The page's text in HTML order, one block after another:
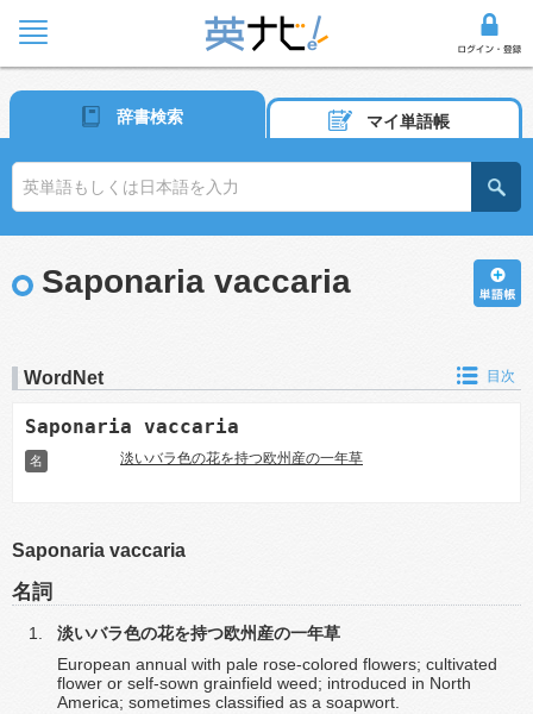
辞書検索 マイ単語帳
Saponaria vaccaria
WordNet 目次
Saponaria vaccaria
名 淡いバラ色の花を持つ欧州産の一年草
Saponaria vaccaria
名詞
淡いバラ色の花を持つ欧州産の一年草
European annual with pale rose-colored flowers; cultivated
flower or self-sown grainfield weed; introduced in North
America; sometimes classified as a soapwort.